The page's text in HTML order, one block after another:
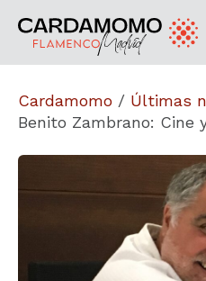
Cardamomo / Últimas
Benito Zambrano: Cine